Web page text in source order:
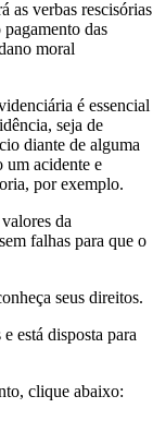
as verbas rescisórias
das
moral
é essencial
seja de
diante de alguma
um acidente e
por exemplo.
da
falhas para que o
seus direitos.
está disposta para
clique abaixo: